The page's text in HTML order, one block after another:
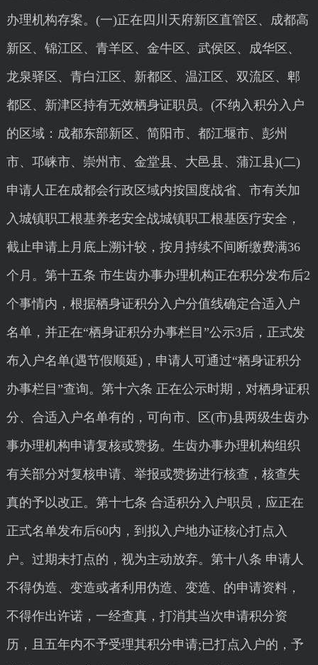
办理机构存案。(一)正在四川天府新区直管区、成都高
新区、锦江区、青羊区、金牛区、武侯区、成华区、
龙泉驿区、青白江区、新都区、温江区、双流区、郫
都区、新津区持有无效栖身证职员。(不纳入积分入户
的区域：成都东部新区、简阳市、都江堰市、彭州
市、邛崃市、崇州市、金堂县、大邑县、蒲江县)(二)
申请人正在成都会行政区域内按国度战省、市有关加
入城镇职工根基养老安全战城镇职工根基医疗安全，
截止申请上月底上溯计较，按月持续不间断缴费满36
个月。第十五条 市生齿办事办理机构正在积分发布后2
个事情内，根据栖身证积分入户分值线确定合适入户
名单，并正在“栖身证积分办事栏目”公示3后，正式发
布入户名单(遇节假顺延)，申请人可通过“栖身证积分
办事栏目”查询。第十六条 正在公示时期，对栖身证积
分、合适入户名单有的，可向市、区(市)县两级生齿办
事办理机构申请复核或赞扬。生齿办事办理机构组织
有关部分对复核申请、举报或赞扬进行核查，核查失
真的予以改正。第十七条 合适积分入户职员，应正在
正式名单发布后60内，到拟入户地办证核心打点入
户。过期未打点的，视为主动放弃。第十八条 申请人
不得伪造、变造或者利用伪造、变造、的申请资料，
不得作出许诺，一经查真，打消其当次申请积分资
历，且五年内不予受理其积分申请;已打点入户的，予